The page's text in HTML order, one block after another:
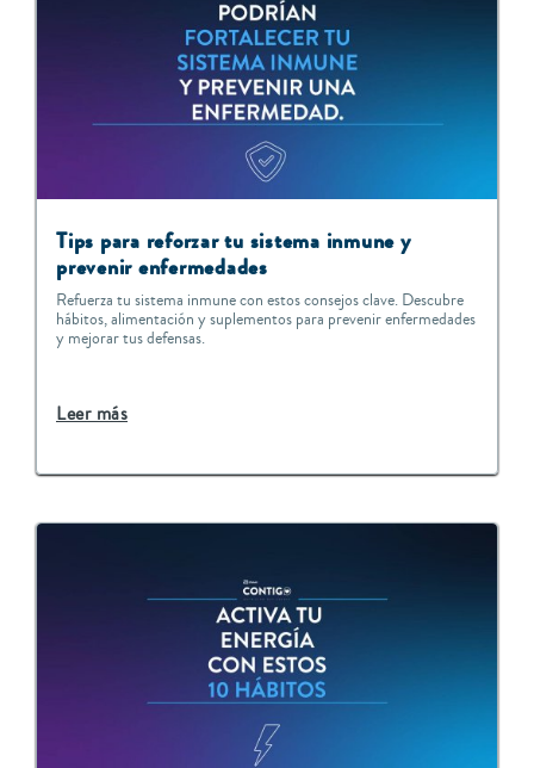
Tips para reforzar tu sistema inmune y
prevenir enfermedades
Refuerza tu sistema inmune con estos consejos clave. Descubre
hábitos, alimentación y suplementos para prevenir enfermedades
y mejorar tus defensas.
Leer más